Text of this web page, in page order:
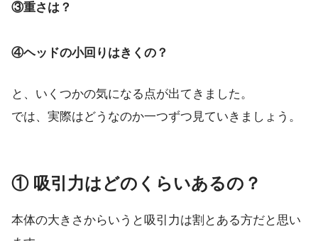
③重さは？
④ヘッドの小回りはきくの？
と、いくつかの気になる点が出てきました。
では、実際はどうなのか一つずつ見ていきましょう。
① 吸引力はどのくらいあるの？
本体の大きさからいうと 吸引力は割とある方だと思い